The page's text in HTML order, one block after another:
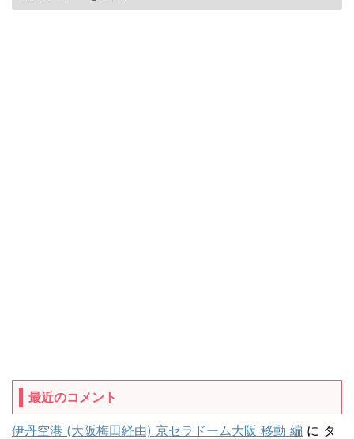
最近のコメント
伊丹空港 (大阪梅田経由) 京セラドーム大阪 移動 編 に タ